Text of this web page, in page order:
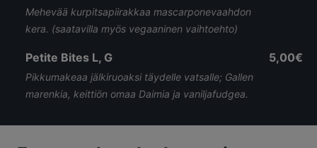
Mehevää kurpitsapiirakkaa mascarponevaahdon
kera. (saatavilla myös vegaaninen vaihtoehto)
Petite Bites L, G
Pikkumakeaa jälkiruoaksi täydelle vatsalle; Gallen
marenkia, keittiön omaa Daimia ja vaniljafudgea.
5,00€